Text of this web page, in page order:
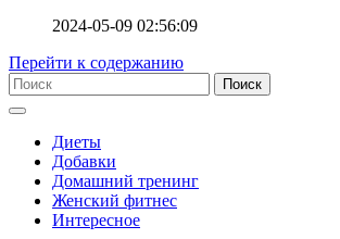
2024-05-09 02:56:09
Перейти к содержанию
Диеты
Добавки
Домашний тренинг
Женский фитнес
Интересное